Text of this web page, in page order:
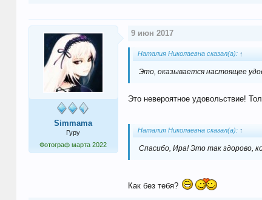
Simmama
Гуру
Фотограф марта 2022
9 июн 2017
Наталия Николаевна сказал(а): ↑
Это, оказывается настоящее
Это невероятное удовольствие!
Наталия Николаевна сказал(а): ↑
Спасибо, Ира! Это так здорово,
Как без тебя?